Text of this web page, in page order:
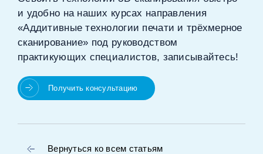
и удобно на наших курсах направления
«Аддитивные технологии печати и трёхмерное
сканирование» под руководством
практикующих специалистов, записывайтесь!
Получить консультацию
Вернуться ко всем статьям